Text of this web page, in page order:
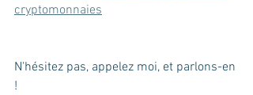
cryptomonnaies
N'hésitez pas, appelez moi, et parlons-en
!